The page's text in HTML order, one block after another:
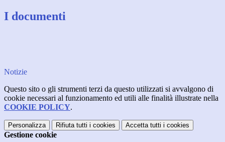
I documenti
Notizie
Questo sito o gli strumenti terzi da questo utilizzati si avvalgono di
cookie necessari al funzionamento ed utili alle finalità illustrate nella
COOKIE POLICY.
Personalizza Rifiuta tutti i cookies Accetta tutti i cookies
Gestione cookie